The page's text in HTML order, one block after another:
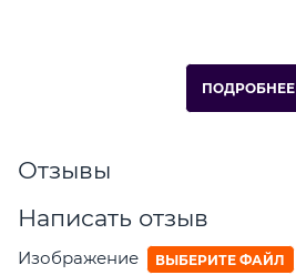
ПОДРОБНЕЕ
Отзывы
Написать отзыв
Изображение ВЫБЕРИТЕ ФАЙЛ